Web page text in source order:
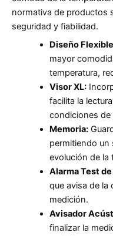
normativa de productos
seguridad y fiabilidad.
Diseño
mayor
temperatura,
Visor XL:
facilita la
condiciones de
Memoria:
permitiendo un
evolución de la
Alarma Test
que avisa de la
medición.
Avisador
finalizar la